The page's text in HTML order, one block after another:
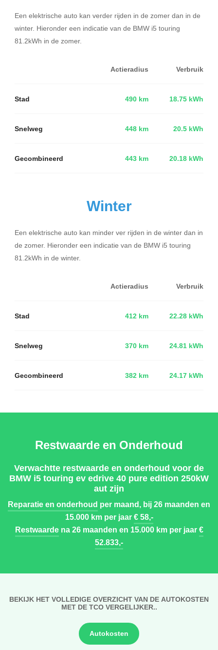
Een elektrische auto kan verder rijden in de zomer dan in de
winter. Hieronder een indicatie van de BMW i5 touring
81.2kWh in de zomer.
Actieradius Verbruik
Stad 490 km 18.75 kWh
Snelweg 448 km 20.5 kWh
Gecombineerd 443 km 20.18 kWh
Winter
Een elektrische auto kan minder ver rijden in de winter dan in
de zomer. Hieronder een indicatie van de BMW i5 touring
81.2kWh in de winter.
Actieradius Verbruik
Stad 412 km 22.28 kWh
Snelweg 370 km 24.81 kWh
Gecombineerd 382 km 24.17 kWh
Restwaarde en Onderhoud
Verwachtte restwaarde en onderhoud voor de
BMW i5 touring ev edrive 40 pure edition 250kW
aut zijn
Reparatie en onderhoud per maand, bij 26 maanden en
15.000 km per jaar€ 58,-
Restwaardena 26 maanden en 15.000 km per jaar€
52.833,-
BEKIJK HET VOLLEDIGE OVERZICHT VAN DE AUTOKOSTEN
MET DE TCO VERGELIJKER..
Autokosten